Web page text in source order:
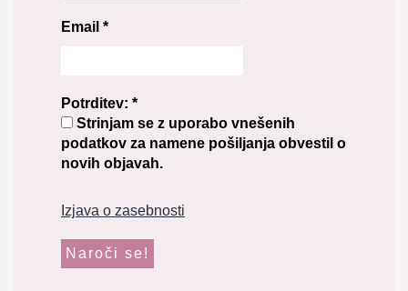
Email *
Potrditev: *
Strinjam se z uporabo vnešenih
podatkov za namene pošiljanja obvestil o
novih objavah.
Izjava o zasebnosti